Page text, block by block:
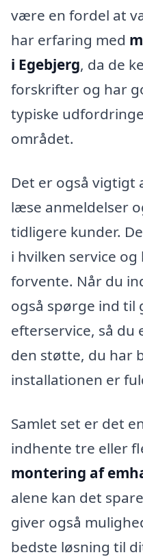
være en fordel at
har erfaring med
i Egebjerg, da de
forskrifter og har
typiske
området.
Det er også vigtigt
læse anmeldelser
tidligere kunder.
i hvilken service
forvente. Når du
også spørge ind til
efterservice, så du
den støtte, du har
installationen er
Samlet set er det
indhente tre eller
montering af
alene kan det
giver også
bedste løsning til